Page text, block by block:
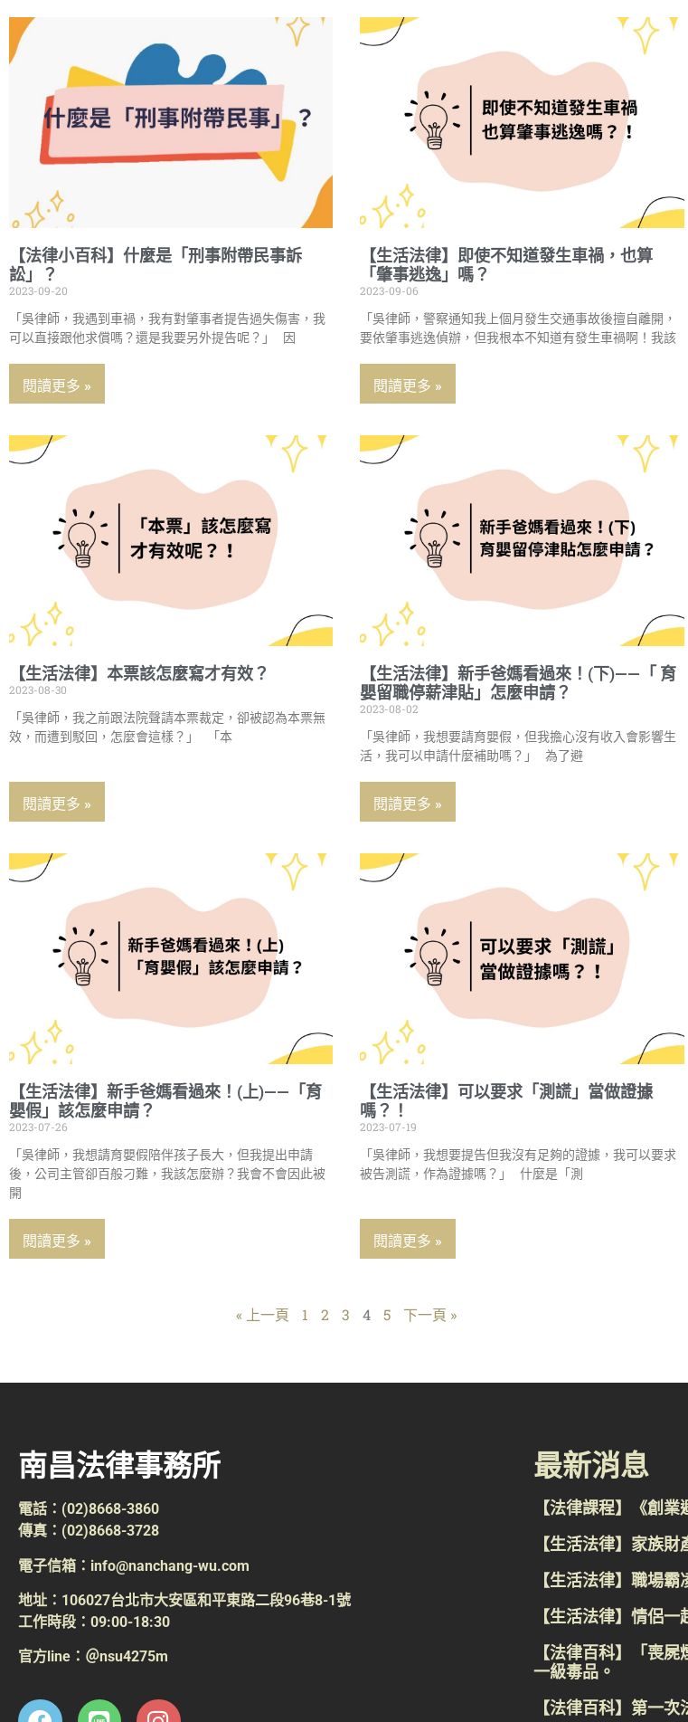
【法律小百科】什麼是「刑事附帶民事訴
訟」？
2023-09-20
「吳律師，我遇到車禍，我有對肇事者提告過失傷害，我
可以直接跟他求償嗎？還是我要另外提告呢？」 因
閱讀更多 »
【生活法律】即使不知道發生車禍，也算
「肇事逃逸」嗎？
2023-09-06
「吳律師，警察通知我上個月發生交通事故後擅自離開，
要依肇事逃逸偵辦，但我根本不知道有發生車禍啊！我該
閱讀更多 »
【生活法律】本票該怎麼寫才有效？
2023-08-30
「吳律師，我之前跟法院聲請本票裁定，卻被認為本票無
效，而遭到駁回，怎麼會這樣？」 「本
閱讀更多 »
【生活法律】新手爸媽看過來！(下)——「 育
嬰留職停薪津貼」怎麼申請？
2023-08-02
「吳律師，我想要請育嬰假，但我擔心沒有收入會影響生
活，我可以申請什麼補助嗎？」 為了避
閱讀更多 »
【生活法律】新手爸媽看過來！(上)——「育
嬰假」該怎麼申請？
2023-07-26
「吳律師，我想請育嬰假陪伴孩子長大，但我提出申請
後，公司主管卻百般刁難，我該怎麼辦？我會不會因此被
開
閱讀更多 »
【生活法律】可以要求「測謊」當做證據
嗎？！
2023-07-19
「吳律師，我想要提告但我沒有足夠的證據，我可以要求
被告測謊，作為證據嗎？」 什麼是「測
閱讀更多 »
« 上一頁 1 2 3 4 5 下一頁 »
南昌法律事務所
電話：(02)8668-3860
傳真：(02)8668-3728
電子信箱：info@nanchang-wu.com
地址：106027台北市大安區和平東路二段96巷8-1號
工作時段：09:00-18:30
官方line：＠nsu4275m
最新消息
【法律課程】《創
【生活法律】家族
【生活法律】職場
【生活法律】情侶
【法律百科】「喪
一級毒品。
【法律百科】第一